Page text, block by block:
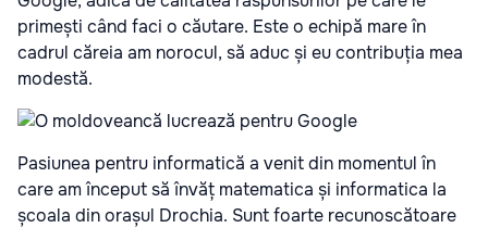
primești când faci o căutare. Este o echipă mare în
cadrul căreia am norocul, să aduc și eu contribuția mea
modestă.
Pasiunea pentru informatică a venit din momentul în
care am început să învăț matematica și informatica la
școala din orașul Drochia. Sunt foarte recunoscătoare